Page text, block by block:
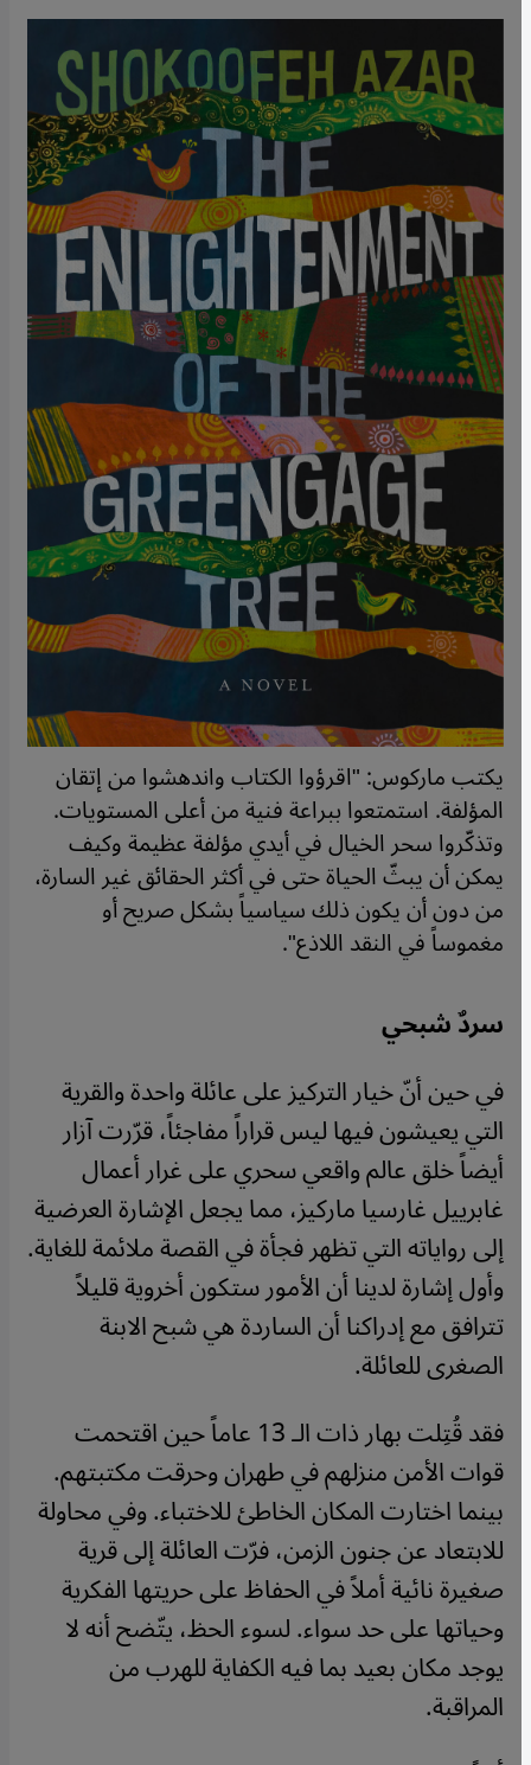
يكتب ماركوس: "اقرؤوا الكتاب واندهشوا من إتقان
المؤلفة. استمتعوا ببراعة فنية من أعلى المستويات.
وتذكّروا سحر الخيال في أيدي مؤلفة عظيمة وكيف
يمكن أن يبثّ الحياة حتى في أكثر الحقائق غير السارة،
من دون أن يكون ذلك سياسياً بشكل صريح أو
مغموساً في النقد اللاذع".
سردٌ شبحي
في حين أنّ خيار التركيز على عائلة واحدة والقرية
التي يعيشون فيها ليس قراراً مفاجئاً، قرّرت آزار
أيضاً خلق عالم واقعي سحري على غرار أعمال
غابرييل غارسيا ماركيز، مما يجعل الإشارة العرضية
إلى رواياته التي تظهر فجأة في القصة ملائمة للغاية.
وأول إشارة لدينا أن الأمور ستكون أخروية قليلاً
تترافق مع إدراكنا أن الساردة هي شبح الابنة
الصغرى للعائلة.
فقد قُتِلت بهار ذات الـ 13 عاماً حين اقتحمت
قوات الأمن منزلهم في طهران وحرقت مكتبتهم.
بينما اختارت المكان الخاطئ للاختباء. وفي محاولة
للابتعاد عن جنون الزمن، فرّت العائلة إلى قرية
صغيرة نائية أملاً في الحفاظ على حريتها الفكرية
وحياتها على حد سواء. لسوء الحظ، يتّضح أنه لا
يوجد مكان بعيد بما فيه الكفاية للهرب من
المراقبة.